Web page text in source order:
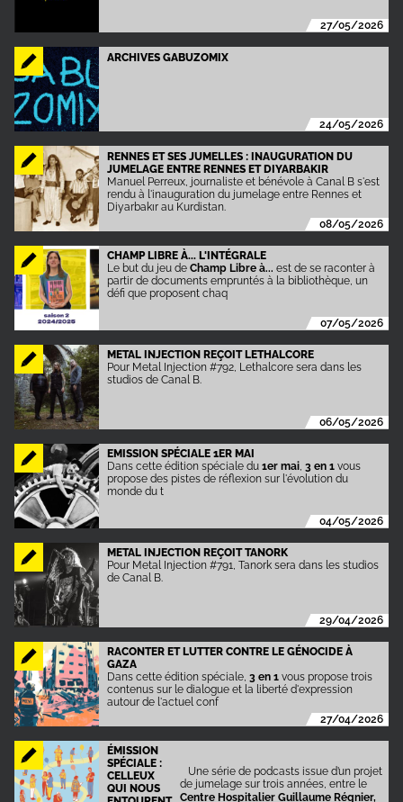
27/05/2026
ARCHIVES GABUZOMIX
24/05/2026
RENNES ET SES JUMELLES : INAUGURATION DU
JUMELAGE ENTRE RENNES ET DIYARBAKIR
Manuel Perreux, journaliste et bénévole à Canal B s'est
rendu à l'inauguration du jumelage entre Rennes et
Diyarbakır au Kurdistan.
08/05/2026
CHAMP LIBRE À... L'INTÉGRALE
Le but du jeu deChamp Libre à... est de se raconter à
partir de documents empruntés à la bibliothèque, un
défi que proposent chaq
07/05/2026
METAL INJECTION REÇOIT LETHALCORE
Pour Metal Injection #792, Lethalcore sera dans les
studios de Canal B.
06/05/2026
EMISSION SPÉCIALE 1ER MAI
Dans cette édition spéciale du1er mai,3 en 1 vous
propose des pistes de réflexion sur l'évolution du
monde du t
04/05/2026
METAL INJECTION REÇOIT TANORK
Pour Metal Injection #791, Tanork sera dans les studios
de Canal B.
29/04/2026
RACONTER ET LUTTER CONTRE LE GÉNOCIDE À
GAZA
Dans cette édition spéciale,3 en 1 vous propose trois
contenus sur le dialogue et la liberté d'expression
autour de l'actuel conf
27/04/2026
ÉMISSION
SPÉCIALE :
CELLEUX
QUI NOUS
Une série de podcasts issue d’un projet
de jumelage sur trois années, entre le
Centre Hospitalier Guillaume Régnier,